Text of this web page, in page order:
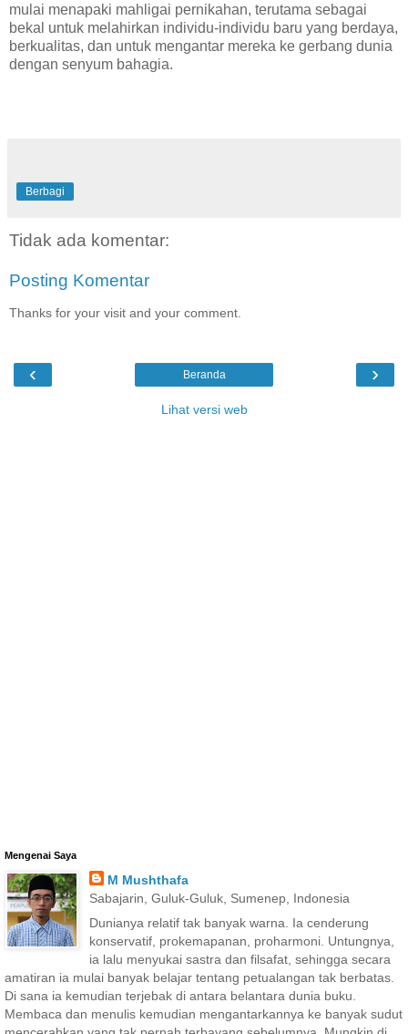
mulai menapaki mahligai pernikahan,‭ ‬terutama sebagai
bekal untuk melahirkan individu-individu baru yang berdaya,‭
‬berkualitas,‭ ‬dan untuk mengantar mereka ke gerbang dunia
dengan senyum bahagia.
Berbagi
Tidak ada komentar:
Posting Komentar
Thanks for your visit and your comment.
‹ ›
Beranda
Lihat versi web
Mengenai Saya
M Mushthafa
Sabajarin, Guluk-Guluk, Sumenep, Indonesia
Dunianya relatif tak banyak warna. Ia cenderung
konservatif, prokemapanan, proharmoni. Untungnya,
ia lalu menyukai sastra dan filsafat, sehingga secara
amatiran ia mulai banyak belajar tentang petualangan tak berbatas.
Di sana ia kemudian terjebak di antara belantara dunia buku.
Membaca dan menulis kemudian mengantarkannya ke banyak sudut